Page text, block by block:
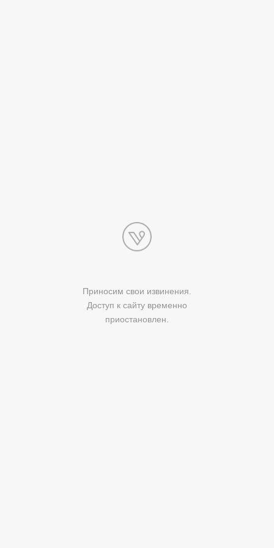
Приносим свои извинения.
Доступ к сайту временно
приостановлен.